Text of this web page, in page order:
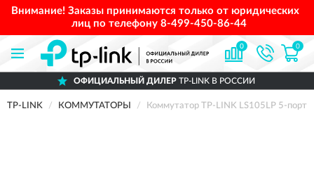
Внимание! Заказы принимаются только от юридических
лиц по телефону 8-499-450-86-44
0 0
ОФИЦИАЛЬНЫЙ ДИЛЕР TP-LINK В РОССИИ
TP-LINK КОММУТАТОРЫ Коммутатор TP-LINK LS105LP 5-